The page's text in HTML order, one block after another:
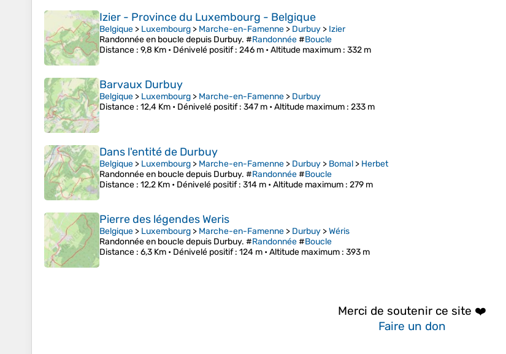
Izier - Province du Luxembourg - Belgique
Belgique > Luxembourg > Marche-en-Famenne > Durbuy > Izier
Randonnée en boucle depuis Durbuy. #Randonnée#Boucle
Distance : 9,8 Km • Dénivelé positif: 246 m •Altitude maximum : 332 m
Barvaux Durbuy
Belgique > Luxembourg > Marche-en-Famenne > Durbuy
Distance : 12,4 Km • Dénivelé positif: 347 m •Altitude maximum : 233 m
Dans l'entité de Durbuy
Belgique > Luxembourg > Marche-en-Famenne > Durbuy > Bomal > Herbet
Randonnée en boucle depuis Durbuy. #Randonnée#Boucle
Distance : 12,2 Km • Dénivelé positif: 314 m •Altitude maximum : 279 m
Pierre des légendes Weris
Belgique > Luxembourg > Marche-en-Famenne > Durbuy >Wéris
Randonnée en boucle depuis Durbuy. #Randonnée#Boucle
Distance : 6,3 Km • Dénivelé positif: 124 m •Altitude maximum : 393 m
Merci de soutenir ce site ❤️
Faire un don